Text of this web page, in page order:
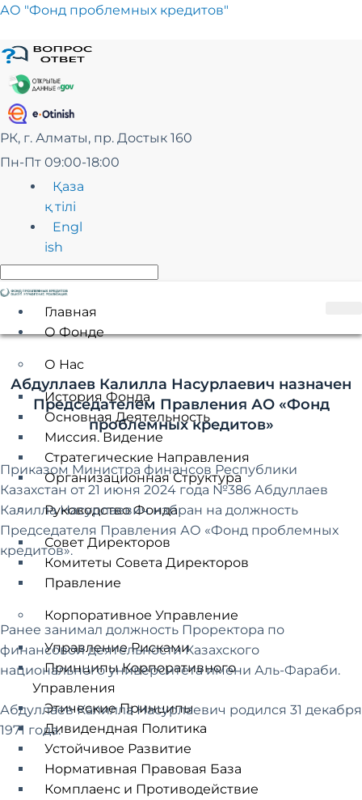
Перейти
сути
АО "Фонд проблемных кредитов"
РК, г. Алматы, пр. Достык 160
Пн-Пт 09:00-18:00
Қаза
қ тілі
Engl
ish
Главная
О Фонде
О Нас
История Фонда
Основная Деятельность
Миссия. Видение
Стратегические Направления
Организационная Структура
Руководство Фонда
Совет Директоров
Комитеты Совета Директоров
Правление
Корпоративное Управление
Управление Рисками
Принципы Корпоративного
Управления
Этические Принципы
Дивидендная Политика
Устойчивое Развитие
Нормативная Правовая База
Комплаенс и Противодействие
Абдуллаев Калилла Насурлаевич назначен
Председателем Правления АО «Фонд
проблемных кредитов»
Приказом Министра финансов Республики
Казахстан от 21 июня 2024 года №386 Абдуллаев
Калилла Насурлаевич избран на должность
Председателя Правления АО «Фонд проблемных
кредитов».
Ранее занимал должность Проректора по
финансовой деятельности Казахского
национального университета имени Аль-Фараби.
Абдуллаев Калилла Насурлаевич родился 31 декабря
1971 года.